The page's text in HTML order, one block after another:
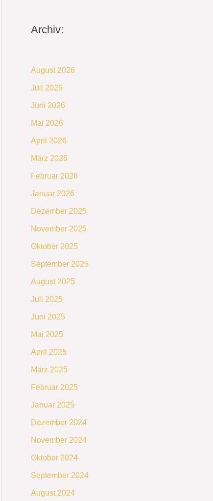
Archiv:
August 2026
Juli 2026
Juni 2026
Mai 2026
April 2026
März 2026
Februar 2026
Januar 2026
Dezember 2025
November 2025
Oktober 2025
September 2025
August 2025
Juli 2025
Juni 2025
Mai 2025
April 2025
März 2025
Februar 2025
Januar 2025
Dezember 2024
November 2024
Oktober 2024
September 2024
August 2024